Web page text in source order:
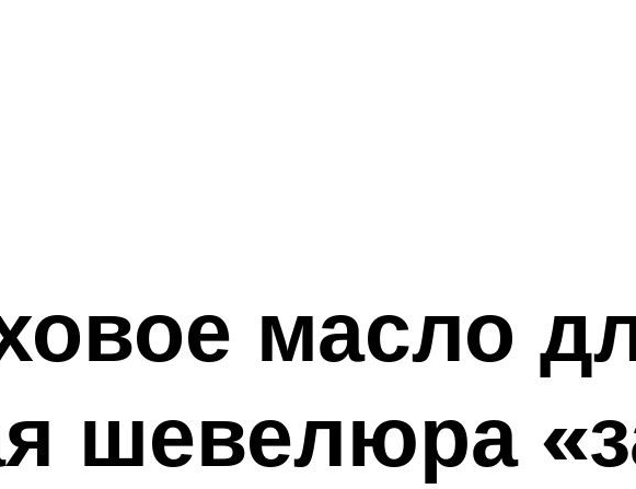
масло
шевелюра